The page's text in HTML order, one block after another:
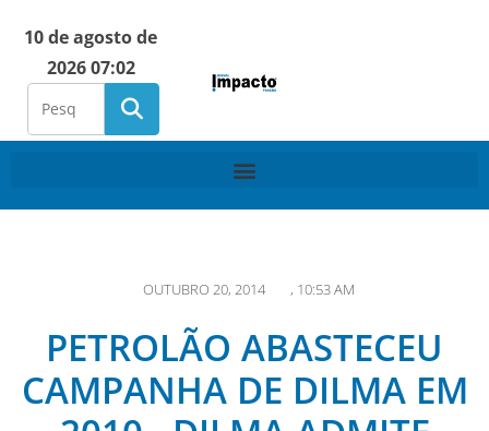
10 de agosto de
2026 07:02
OUTUBRO 20, 2014 , 10:53 AM
PETROLÃO ABASTECEU
CAMPANHA DE DILMA EM